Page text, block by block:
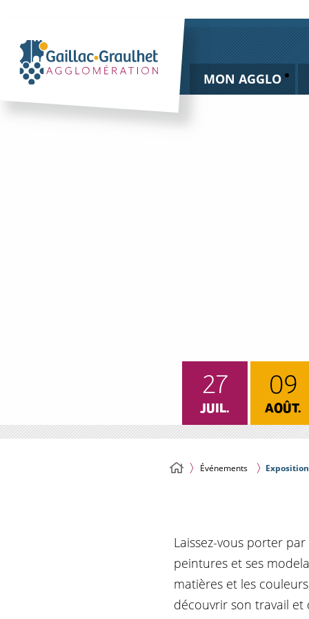
MON AGGLO
27
JUIL.
09
AOÛT.
Événements
Laissez-vous porter
peintures et ses
matières et les
découvrir son travail et